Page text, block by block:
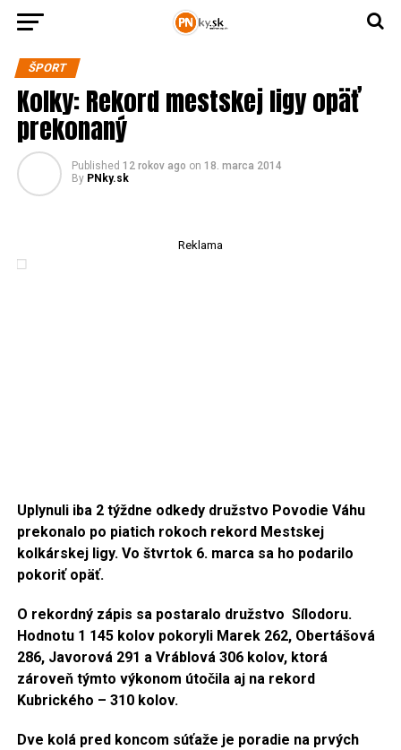
ŠPORT
Kolky: Rekord mestskej ligy opäť
prekonaný
Published 12 rokov ago on 18. marca 2014
By PNky.sk
Reklama
Uplynuli iba 2 týždne odkedy družstvo Povodie Váhu
prekonalo po piatich rokoch rekord Mestskej
kolkárskej ligy. Vo štvrtok 6. marca sa ho podarilo
pokoriť opäť.
O rekordný zápis sa postaralo družstvo Sílodoru.
Hodnotu 1 145 kolov pokoryli Marek 262, Obertášová
286, Javorová 291 a Vráblová 306 kolov, ktorá
zároveň týmto výkonom útočila aj na rekord
Kubrického – 310 kolov.
Dve kolá pred koncom súťaže je poradie na prvých